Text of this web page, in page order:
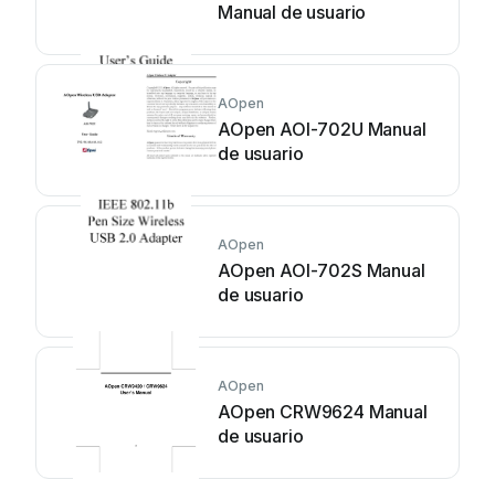
Manual de usuario
AOpen
AOpen AOI-702U Manual
de usuario
AOpen
AOpen AOI-702S Manual
de usuario
AOpen
AOpen CRW9624 Manual
de usuario